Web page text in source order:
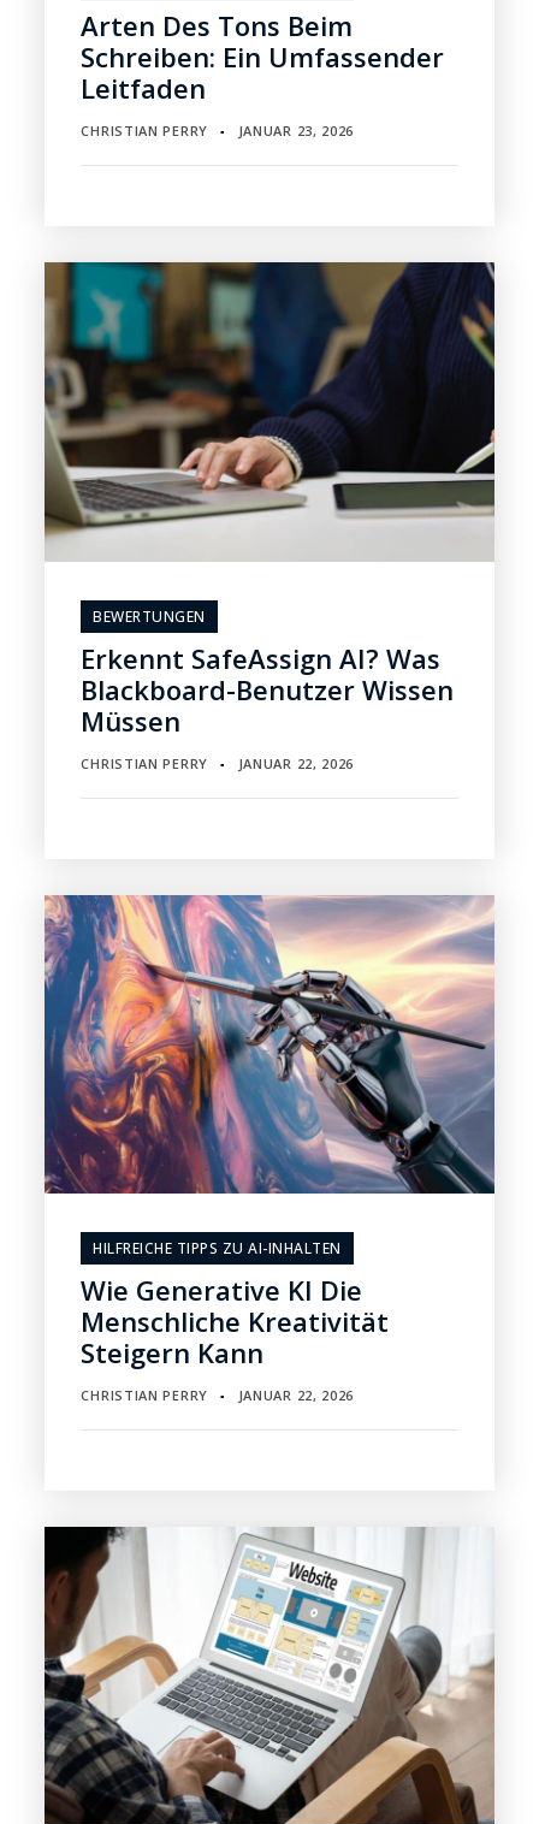
Arten Des Tons Beim
Schreiben: Ein Umfassender
Leitfaden
CHRISTIAN PERRY ▪ JANUAR 23, 2026
BEWERTUNGEN
Erkennt SafeAssign AI? Was
Blackboard-Benutzer Wissen
Müssen
CHRISTIAN PERRY ▪ JANUAR 22, 2026
HILFREICHE TIPPS ZU AI-INHALTEN
Wie Generative KI Die
Menschliche Kreativität
Steigern Kann
CHRISTIAN PERRY ▪ JANUAR 22, 2026